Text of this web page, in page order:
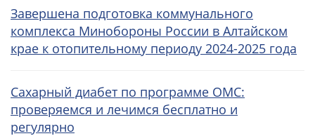
Завершена подготовка коммунального
комплекса Минобороны России в Алтайском
крае к отопительному периоду 2024-2025 года
Сахарный диабет по программе ОМС:
проверяемся и лечимся бесплатно и
регулярно